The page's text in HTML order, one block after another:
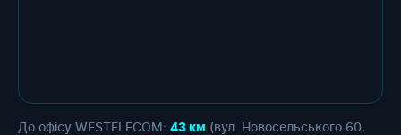
До офісу WESTELECOM: 43 км (вул. Новосельського 60,